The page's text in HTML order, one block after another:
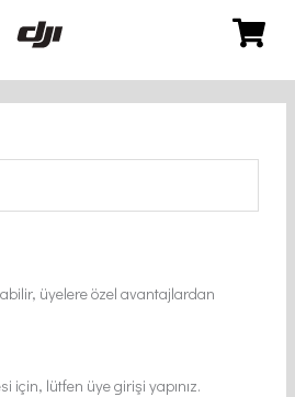
üyelere özel avantajlardan
için, lütfen üye girişi yapınız.